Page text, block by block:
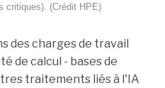
critiques). (Crédit HPE)
des charges de travail
de calcul - bases de
traitements liés à l'IA